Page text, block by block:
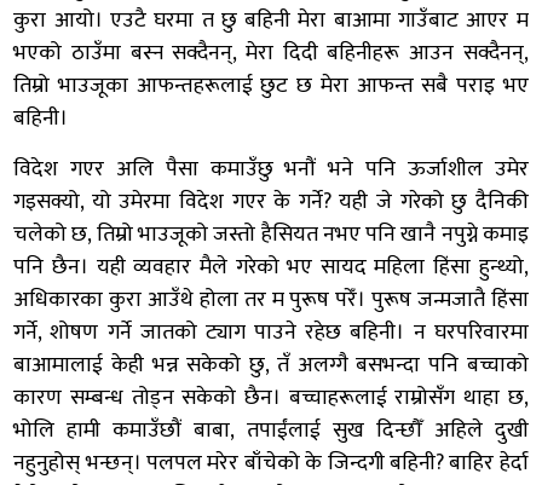
कुरा आयो। एउटै घरमा त छु बहिनी मेरा बाआमा गाउँबाट आएर म
भएको ठाउँमा बस्न सक्दैनन्, मेरा दिदी बहिनीहरू आउन सक्दैनन्,
तिम्रो भाउजूका आफन्तहरूलाई छुट छ मेरा आफन्त सबै पराइ भए
बहिनी।
विदेश गएर अलि पैसा कमाउँछु भनौं भने पनि ऊर्जाशील उमेर
गइसक्यो, यो उमेरमा विदेश गएर के गर्ने? यही जे गरेको छु दैनिकी
चलेको छ, तिम्रो भाउजूको जस्तो हैसियत नभए पनि खानै नपुग्ने कमाइ
पनि छैन। यही व्यवहार मैले गरेको भए सायद महिला हिंसा हुन्थ्यो,
अधिकारका कुरा आउँथे होला तर म पुरूष परेँ। पुरूष जन्मजातै हिंसा
गर्ने, शोषण गर्ने जातको ट्याग पाउने रहेछ बहिनी। न घरपरिवारमा
बाआमालाई केही भन्न सकेको छु, तँ अलग्गै बसभन्दा पनि बच्चाको
कारण सम्बन्ध तोड्न सकेको छैन। बच्चाहरूलाई राम्रोसँग थाहा छ,
भोलि हामी कमाउँछौं बाबा, तपाईंलाई सुख दिन्छौँ अहिले दुखी
नहुनुहोस् भन्छन्। पलपल मरेर बाँचेको के जिन्दगी बहिनी? बाहिर हेर्दा